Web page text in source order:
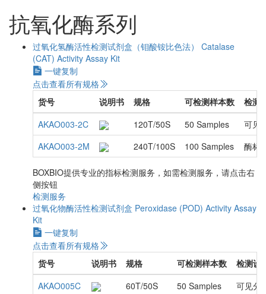
抗氧化酶系列
过氧化氢酶活性检测试剂盒（钼酸铵比色法） Catalase
(CAT) Activity Assay Kit
一键复制
点击查看所有规格
货号
说明书 规格 可检测样本数
检测
AKAO003-2C
120T/50S 50 Samples
可见
AKAO003-2M
240T/100S 100 Samples 酶标
BOXBIO提供专业的指标检测服务，如需检测服务，请点击右
侧按钮
检测服务
过氧化物酶活性检测试剂盒 Peroxidase (POD) Activity Assay
Kit
一键复制
点击查看所有规格
货号
说明书 规格 可检测样本数
检测设
AKAO005C
60T/50S 50 Samples
可见分